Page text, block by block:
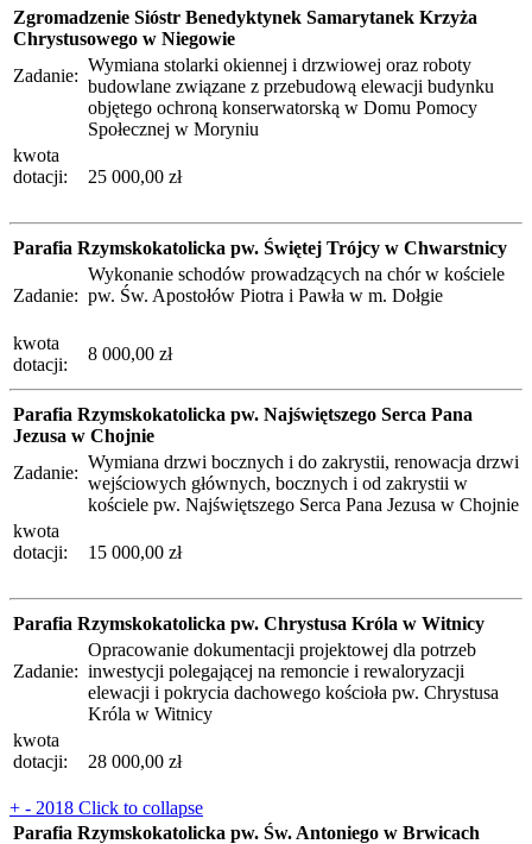
Zgromadzenie Sióstr Benedyktynek Samarytanek Krzyża
Chrystusowego w Niegowie
Zadanie:
Wymiana stolarki okiennej i drzwiowej oraz roboty
budowlane związane z przebudową elewacji budynku
objętego ochroną konserwatorską w Domu Pomocy
Społecznej w Moryniu
kwota
dotacji:
25 000,00 zł
Parafia Rzymskokatolicka pw. Świętej Trójcy w Chwarstnicy
Zadanie:
Wykonanie schodów prowadzących na chór w kościele
pw. Św. Apostołów Piotra i Pawła w m. Dołgie
kwota
dotacji:
8 000,00 zł
Parafia Rzymskokatolicka pw. Najświętszego Serca Pana
Jezusa w Chojnie
Zadanie:
Wymiana drzwi bocznych i do zakrystii, renowacja drzwi
wejściowych głównych, bocznych i od zakrystii w
kościele pw. Najświętszego Serca Pana Jezusa w Chojnie
kwota
dotacji:
15 000,00 zł
Parafia Rzymskokatolicka pw. Chrystusa Króla w Witnicy
Zadanie:
Opracowanie dokumentacji projektowej dla potrzeb
inwestycji polegającej na remoncie i rewaloryzacji
elewacji i pokrycia dachowego kościoła pw. Chrystusa
Króla w Witnicy
kwota
dotacji:
28 000,00 zł
+ - 2018 Click to collapse
Parafia Rzymskokatolicka pw. Św. Antoniego w Brwicach